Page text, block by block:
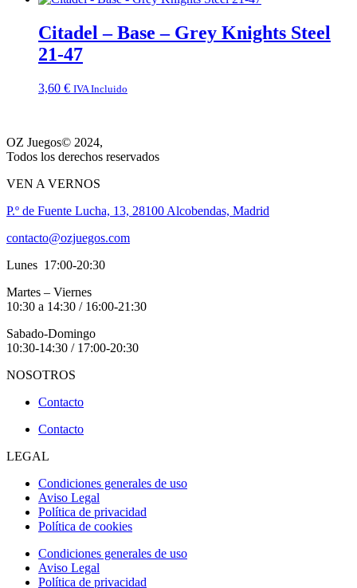
Citadel – Base – Grey Knights Steel
21-47
3,60 € IVA Incluido
OZ Juegos© 2024,
Todos los derechos reservados
VEN A VERNOS
P.º de Fuente Lucha, 13, 28100 Alcobendas, Madrid
contacto@ozjuegos.com
Lunes 17:00-20:30
Martes – Viernes
10:30 a 14:30 / 16:00-21:30
Sabado-Domingo
10:30-14:30 / 17:00-20:30
NOSOTROS
Contacto
Contacto
LEGAL
Condiciones generales de uso
Aviso Legal
Política de privacidad
Política de cookies
Condiciones generales de uso
Aviso Legal
Política de privacidad